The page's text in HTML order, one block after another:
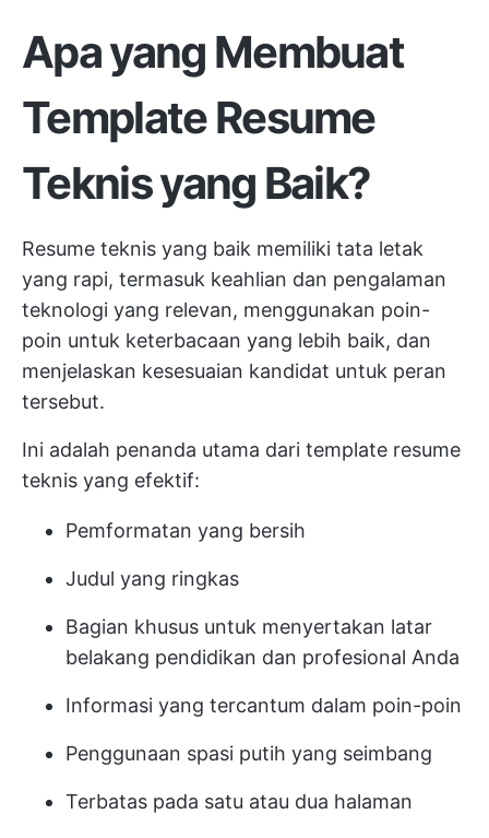
Apa yang Membuat
Template Resume
Teknis yang Baik?
Resume teknis yang baik memiliki tata letak
yang rapi, termasuk keahlian dan pengalaman
teknologi yang relevan, menggunakan poin-
poin untuk keterbacaan yang lebih baik, dan
menjelaskan kesesuaian kandidat untuk peran
tersebut.
Ini adalah penanda utama dari template resume
teknis yang efektif:
Pemformatan yang bersih
Judul yang ringkas
Bagian khusus untuk menyertakan latar
belakang pendidikan dan profesional Anda
Informasi yang tercantum dalam poin-poin
Penggunaan spasi putih yang seimbang
Terbatas pada satu atau dua halaman